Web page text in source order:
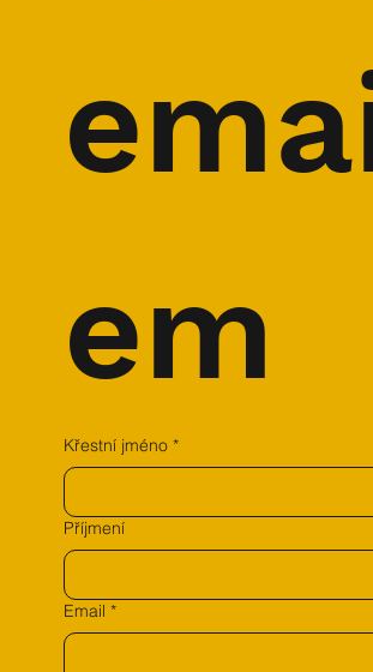
em
Křestní jméno *
Příjmení
Email *